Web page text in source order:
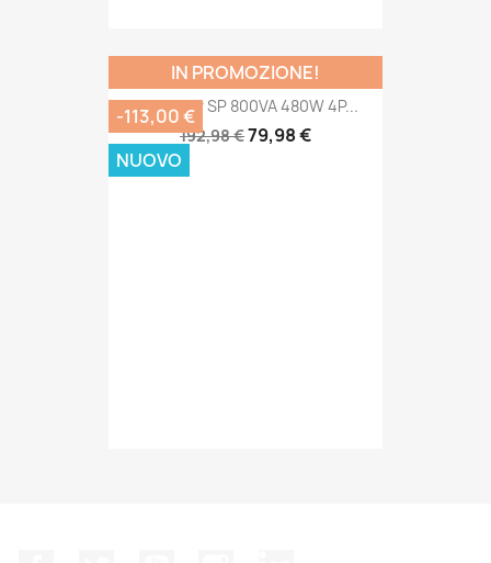
UPS Keor SP 800VA 480W 4P...
192,98 €79,98 €
IN PROMOZIONE!
-113,00 €
NUOVO